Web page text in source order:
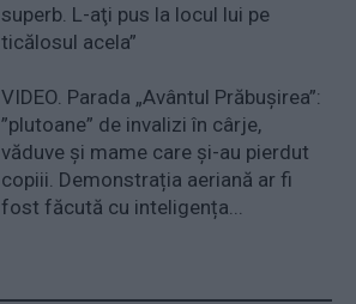
superb. L-aţi pus la locul lui pe
ticălosul acela”
VIDEO. Parada „Avântul Prăbușirea”:
”plutoane” de invalizi în cârje,
văduve și mame care și-au pierdut
copiii. Demonstrația aeriană ar fi
fost făcută cu inteligența...